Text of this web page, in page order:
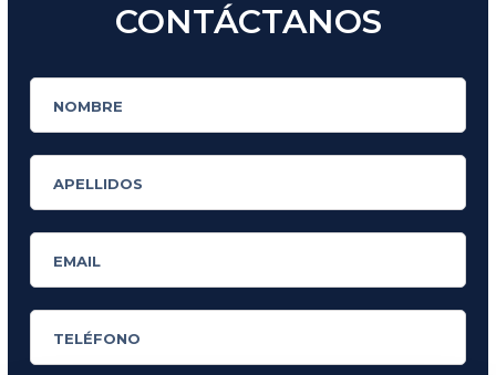
CONTÁCTANOS